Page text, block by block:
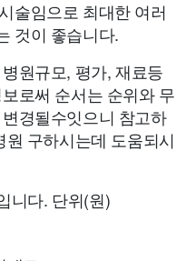
술임으로 최대한 여러
것이 좋습니다.
원규모, 평가, 재료등
로써 순서는 순위와 무
경될수잇으니 참고하
구하시는데 도움되시
니다. 단위(원)